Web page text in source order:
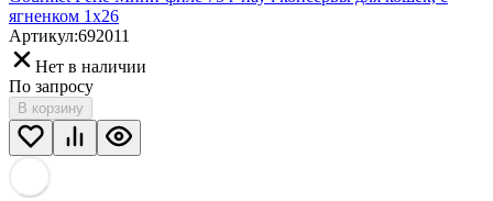
ягненком 1х26
Артикул:692011
Нет в наличии
По запросу
В корзину